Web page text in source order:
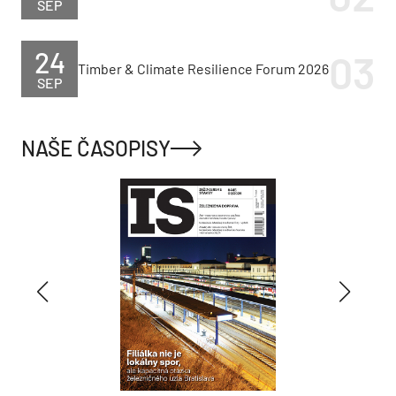
SEP
SEP
24 Timber & Climate Resilience Forum 2026
NAŠE ČASOPISY